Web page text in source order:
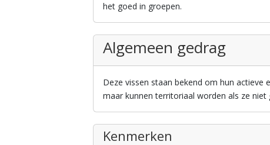
het goed in groepen.
Algemeen gedrag
Deze vissen staan bekend om hun actieve
maar kunnen territoriaal worden als ze niet
Kenmerken